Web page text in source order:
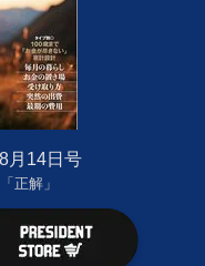
月14日号
正解」